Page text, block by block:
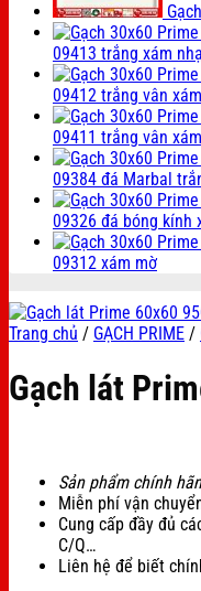
09413 trắng xám
09412 trắng vân
09411 trắng vân
09384 đá Marbal
09326 đá bóng kính
09312 xám mờ
Trang chủ / GẠCH PRIME /
Gạch lát
Sản phẩm chính
Miễn phí vận
Cung cấp đầy đủ
C/Q…
Liên hệ để biết